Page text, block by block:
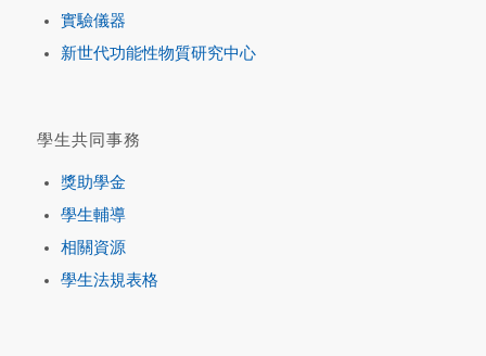
實驗儀器
新世代功能性物質研究中心
學生共同事務
獎助學金
學生輔導
相關資源
學生法規表格